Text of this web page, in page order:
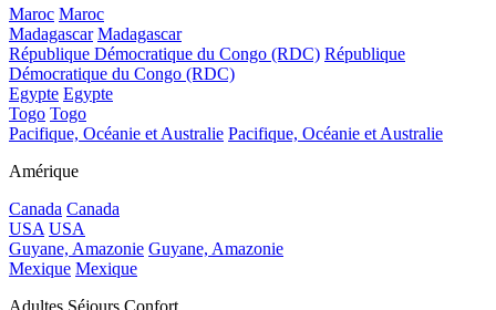
Maroc Maroc
Madagascar Madagascar
République Démocratique du Congo (RDC) République
Démocratique du Congo (RDC)
Egypte Egypte
Togo Togo
Pacifique, Océanie et Australie Pacifique, Océanie et Australie
Amérique
Canada Canada
USA USA
Guyane, Amazonie Guyane, Amazonie
Mexique Mexique